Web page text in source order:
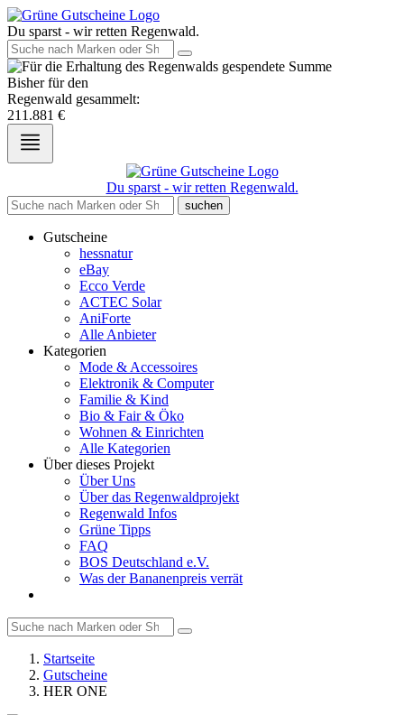
Du sparst - wir retten Regenwald.
Bisher für den
Regenwald gesammelt:
211.881 €
Du sparst - wir retten Regenwald.
suchen
Gutscheine
hessnatur
eBay
Ecco Verde
ACTEC Solar
AniForte
Alle Anbieter
Kategorien
Mode & Accessoires
Elektronik & Computer
Familie & Kind
Bio & Fair & Öko
Wohnen & Einrichten
Alle Kategorien
Über dieses Projekt
Über Uns
Über das Regenwaldprojekt
Regenwald Infos
Grüne Tipps
FAQ
BOS Deutschland e.V.
Was der Bananenpreis verrät
Startseite
Gutscheine
HER ONE